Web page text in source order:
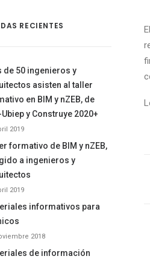
RECIENTES
de 50 ingenieros y
asisten al taller
en BIM y nZEB, de
Ubiep y Construye 2020+
2019
formativo de BIM y nZEB,
a ingenieros y
2019
informativos para
2018
de información
El